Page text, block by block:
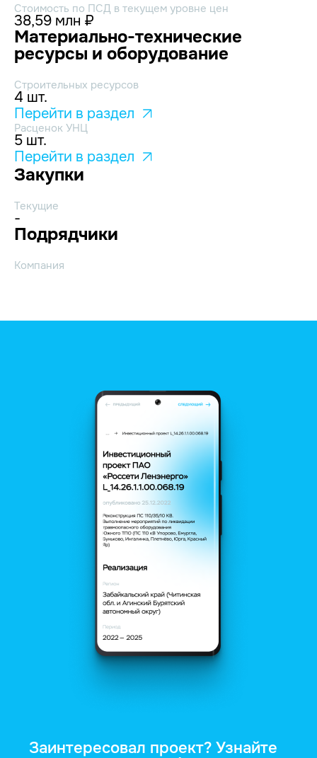
Стоимость по ПСД в текущем уровне цен
38,59 млн ₽
Материально-технические
ресурсы и оборудование
Строительных ресурсов
4 шт.
Перейти в раздел
Расценок УНЦ
5 шт.
Перейти в раздел
Закупки
Текущие
-
Подрядчики
Компания
Заинтересовал проект? Узнайте